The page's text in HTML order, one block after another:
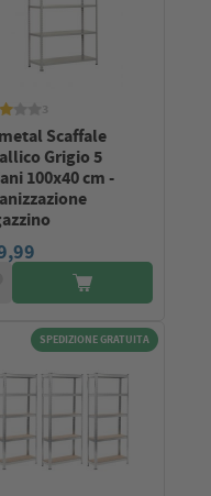
Scaffale
Grigio 5
100x40 cm -
SPEDIZIONE GRATUITA